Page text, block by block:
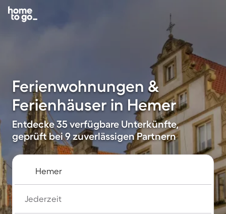
Ferienwohnungen &
Ferienhäuser in Hemer
Entdecke 35 verfügbare Unterkünfte,
geprüft bei 9 zuverlässigen Partnern
Jederzeit